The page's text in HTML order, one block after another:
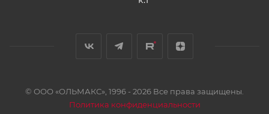
© ООО «ОЛЬМАКС», 1996 - 2026 Все права защищены.
Политика конфиденциальности